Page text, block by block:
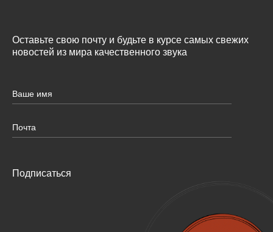
Оставьте свою почту и будьте в курсе самых свежих
новостей из мира качественного звука
Подписаться